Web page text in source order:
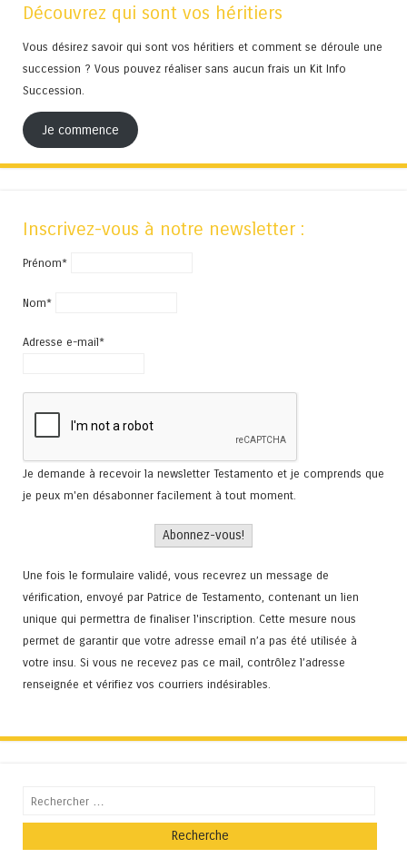
Découvrez qui sont vos héritiers
Vous désirez savoir qui sont vos héritiers et comment se déroule une
succession ? Vous pouvez réaliser sans aucun frais un Kit Info
Succession.
Je commence
Inscrivez-vous à notre newsletter :
Prénom*
Nom*
Adresse e-mail*
Je demande à recevoir la newsletter Testamento et je comprends que
je peux m'en désabonner facilement à tout moment.
Une fois le formulaire validé, vous recevrez un message de
vérification, envoyé par Patrice de Testamento, contenant un lien
unique qui permettra de finaliser l'inscription. Cette mesure nous
permet de garantir que votre adresse email n’a pas été utilisée à
votre insu. Si vous ne recevez pas ce mail, contrôlez l’adresse
renseignée et vérifiez vos courriers indésirables.
Recherche